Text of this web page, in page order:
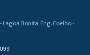
Bonita, Eng. Coelho -